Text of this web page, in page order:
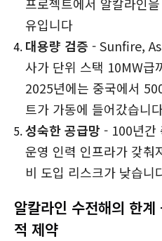
유입니다
대용량 검증 - Sunfire,
사가 단위 스택 10MW급
2025년에는 중국에서
트가 가동에 들어갔습니
성숙한 공급망 - 100년간
운영 인력 인프라가 갖춰
비 도입 리스크가 낮습니
알칼라인 수전해의 한
적 제약